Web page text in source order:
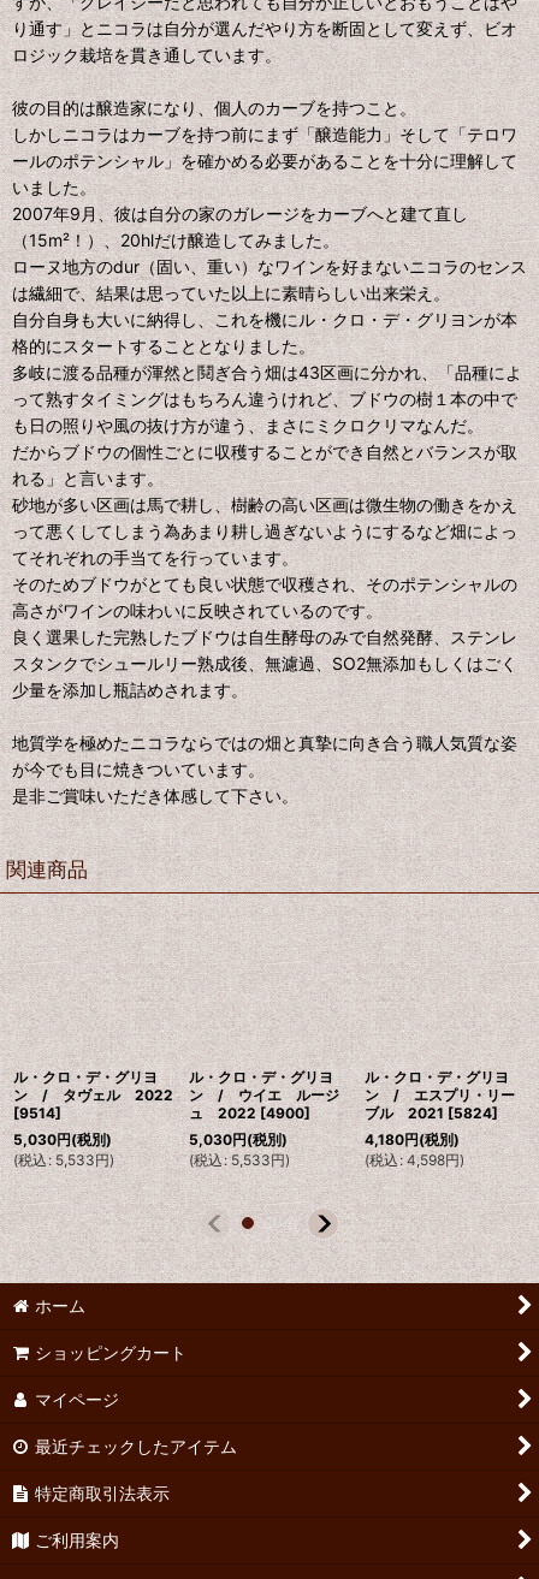
り通す」とニコラは自分が選んだやり方を断固として変えず、ビオ
ロジック栽培を貫き通しています。
彼の目的は醸造家になり、個人のカーブを持つこと。
しかしニコラはカーブを持つ前にまず「醸造能力」そして「テロワ
ールのポテンシャル」を確かめる必要があることを十分に理解して
いました。
2007年9月、彼は自分の家のガレージをカーブへと建て直し
（15m²！）、20hlだけ醸造してみました。
ローヌ地方のdur（固い、重い）なワインを好まないニコラのセンス
は繊細で、結果は思っていた以上に素晴らしい出来栄え。
自分自身も大いに納得し、これを機にル・クロ・デ・グリヨンが本
格的にスタートすることとなりました。
多岐に渡る品種が渾然と鬩ぎ合う畑は43区画に分かれ、「品種によ
って熟すタイミングはもちろん違うけれど、ブドウの樹１本の中で
も日の照りや風の抜け方が違う、まさにミクロクリマなんだ。
だからブドウの個性ごとに収穫することができ自然とバランスが取
れる」と言います。
砂地が多い区画は馬で耕し、樹齢の高い区画は微生物の働きをかえ
って悪くしてしまう為あまり耕し過ぎないようにするなど畑によっ
てそれぞれの手当てを行っています。
そのためブドウがとても良い状態で収穫され、そのポテンシャルの
高さがワインの味わいに反映されているのです。
良く選果した完熟したブドウは自生酵母のみで自然発酵、ステンレ
スタンクでシュールリー熟成後、無濾過、SO2無添加もしくはごく
少量を添加し瓶詰めされます。
地質学を極めたニコラならではの畑と真摯に向き合う職人気質な姿
が今でも目に焼きついています。
是非ご賞味いただき体感して下さい。
関連商品
ル・クロ・デ・グリヨ
ン / タヴェル 2022
[9514]
5,030円(税別)
(税込 : 5,533円)
ル・クロ・デ・グリヨ
ン / ウイエ ルージ
ュ 2022 [4900]
5,030円(税別)
(税込: 5,533円)
ル・クロ・デ・グリヨ
ン / エスプリ・リー
ブル 2021 [5824]
4,180円(税別)
(税込 : 4,598円)
ホーム
ショッピングカート
マイページ
最近チェックしたアイテム
特定商取引法表示
ご利用案内